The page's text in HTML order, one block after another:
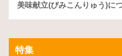
美味献立(びみこんりゅう)に
特集